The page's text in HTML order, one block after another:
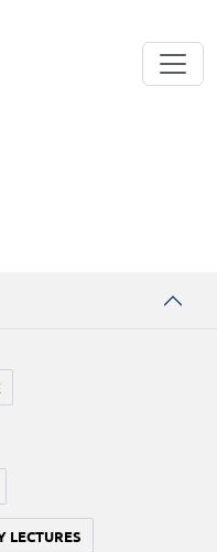
LECTURES